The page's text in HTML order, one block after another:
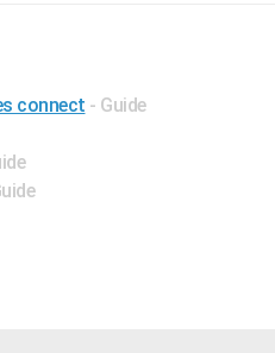
connect - Guide